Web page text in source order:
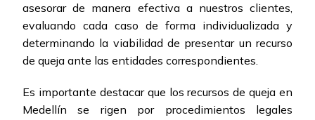
asesorar de manera efectiva a nuestros clientes,
evaluando cada caso de forma individualizada y
determinando la viabilidad de presentar un recurso
de queja ante las entidades correspondientes.
Es importante destacar que los recursos de queja en
Medellín se rigen por procedimientos legales